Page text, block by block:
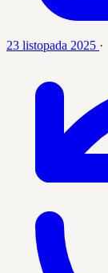
23 listopada 2025 ·